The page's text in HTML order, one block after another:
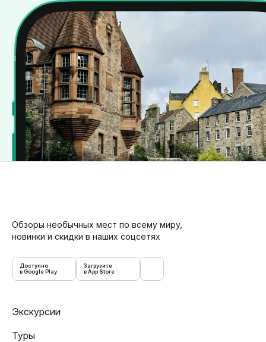
Обзоры необычных мест по всему миру,
новинки и скидки в наших соцсетях
Доступно
в Google Play
Загрузите
в App Store
Экскурсии
Туры